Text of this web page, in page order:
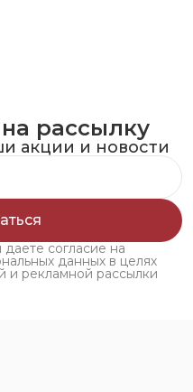
рассылку
акции и новости
согласие на
данных в целях
и рекламной рассылки